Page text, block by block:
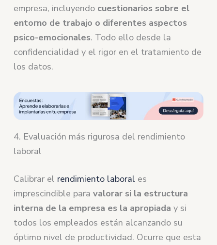
empresa, incluyendo cuestionarios sobre el
entorno de trabajo o diferentes aspectos
psico-emocionales. Todo ello desde la
confidencialidad y el rigor en el tratamiento de
los datos.
4. Evaluación más rigurosa del rendimiento
laboral
Calibrar el rendimiento laboral es
imprescindible paravalorar si la estructura
interna de la empresa es la apropiada y si
todos los empleados están alcanzando su
óptimo nivel de productividad. Ocurre que esta